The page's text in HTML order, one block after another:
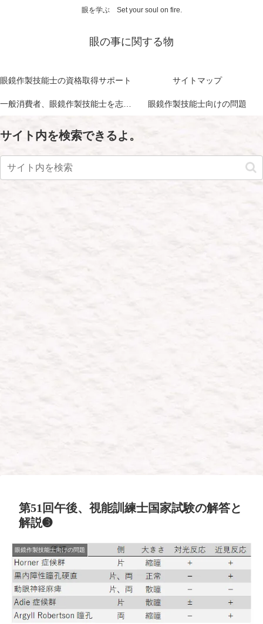
眼を学ぶ Set your soul on fire.
眼の事に関する物
眼鏡作製技能士の資格取得サポート サイトマップ
一般消費者、眼鏡作製技能士を志す方に向けて 眼鏡作製技能士向けの問題
サイト内を検索できるよ。
第51回午後、視能訓練士国家試験の解答と
解説➌
眼鏡作製技能士向けの問題